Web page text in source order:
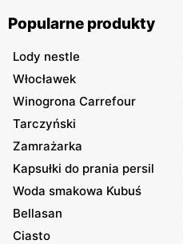
Popularne produkty
Lody nestle
Włocławek
Winogrona Carrefour
Tarczyński
Zamrażarka
Kapsułki do prania persil
Woda smakowa Kubuś
Bellasan
Ciasto